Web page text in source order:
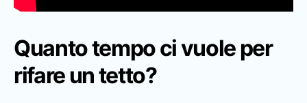
Quanto tempo ci vuole per
rifare un tetto?